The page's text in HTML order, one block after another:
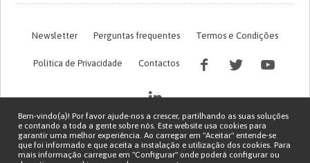
Newsletter Perguntas frequentes Termos e Condições
Política de Privacidade Contactos
Bem-vindo(a)! Por favor ajude-nos a crescer, partilhando as suas soluções
e contando a toda a gente sobre nós. Este website usa cookies para
garantir uma melhor experiência. Ao carregar em "Aceitar" entende-se
que foi informado e que aceita a instalação e utilização dos cookies. Para
mais informação carregue em "Configurar" onde poderá configurar ou